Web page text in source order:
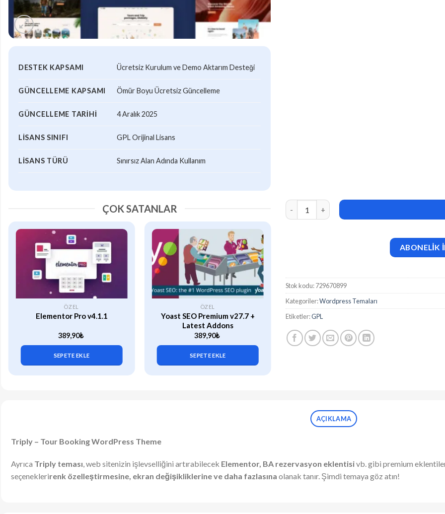
DESTEK KAPSAMI Ücretsiz Kurulum ve Demo Aktarım Desteği
GÜNCELLEME KAPSAMI Ömür Boyu Ücretsiz Güncelleme
GÜNCELLEME TARIHI 4 Aralık 2025
LISANS SINIFI GPL Orijinal Lisans
LISANS TÜRÜ Sınırsız Alan Adında Kullanım
ÇOK SATANLAR
ÖZEL
Elementor Pro v4.1.1
389,90₺
SEPETE EKLE
ÖZEL
Yoast SEO Premium v27.7 +
Latest Addons
389,90₺
SEPETE EKLE
WP Rocket (v3.21.2) Caching
419,90₺
Triply (v2.4.8) Tour Booking WordPress Theme
ABONELİK
Stok kodu:729670899
Kategoriler:Wordpress Temaları
Etiketler:GPL
AÇIKLAMA
Triply – Tour Booking WordPress Theme
Ayrıca Triply teması, web sitenizin işlevselliğini artırabilecek Elementor, BA rezervasyon eklentisivb. gibi premium
seçeneklerirenk özelleştirmesine, ekran değişikliklerine ve daha fazlasına olanak tanır. Şimdi temaya göz atın!